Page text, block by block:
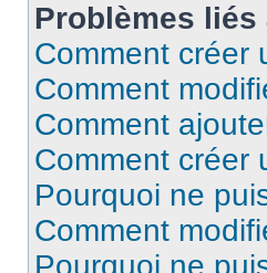
Problèmes
Comment créer
Comment
Comment
Comment créer
Pourquoi ne
Comment
Pourquoi ne